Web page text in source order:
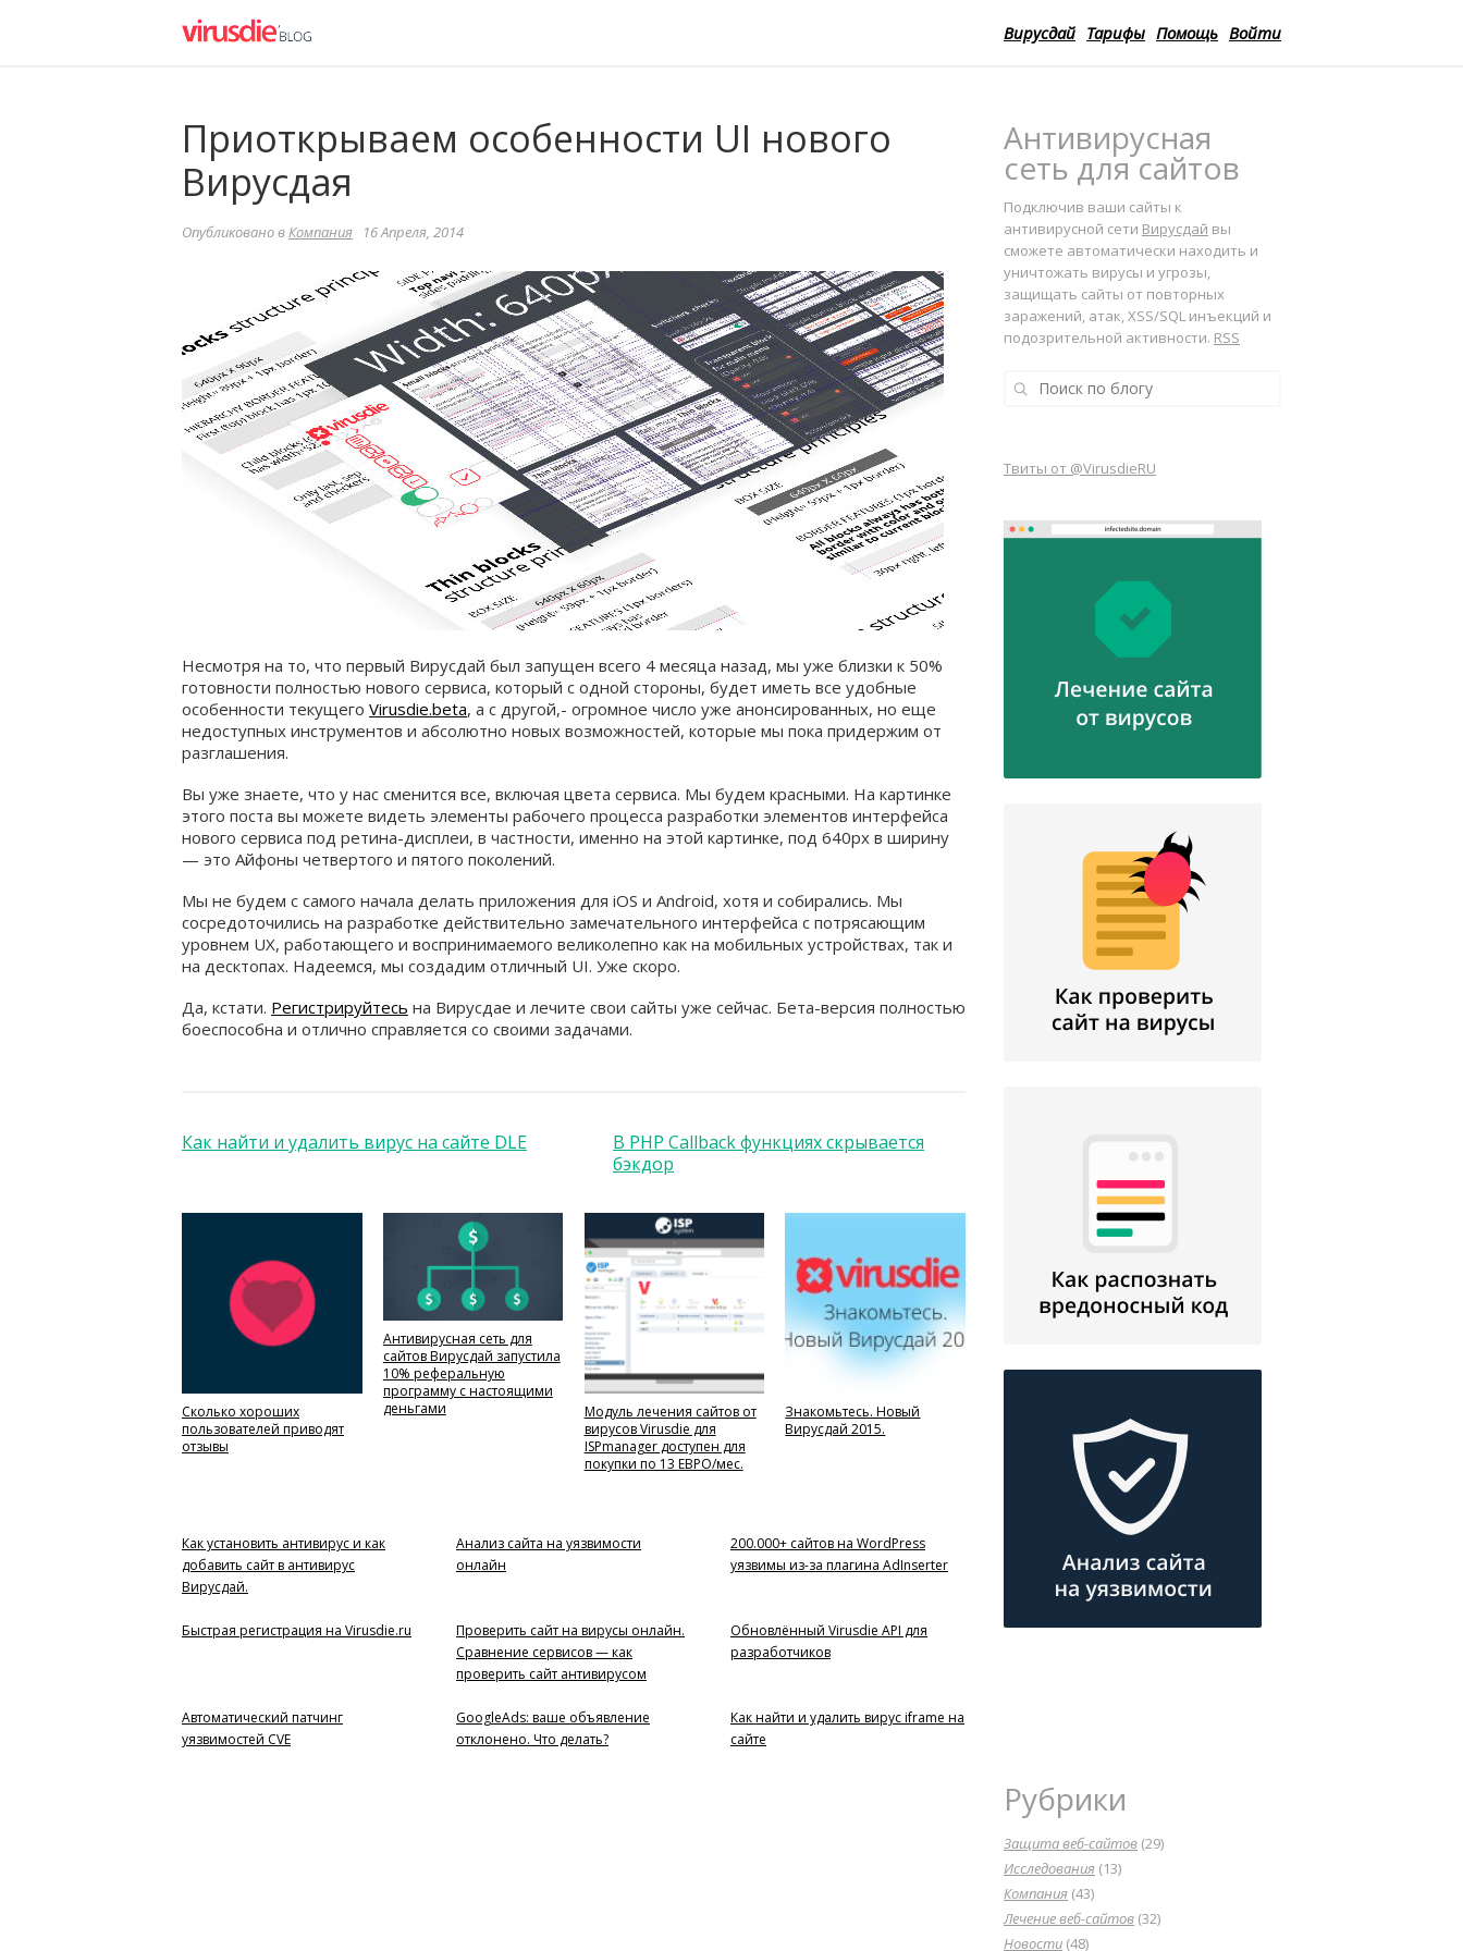
Вирусдай Тарифы Помощь Войти
Приоткрываем особенности UI нового
Вирусдая
Опубликовано вКомпания 16 Апреля, 2014
Несмотря на то, что первый Вирусдай был запущен всего 4 месяца назад, мы уже близки к 50%
готовности полностью нового сервиса, который с одной стороны, будет иметь все удобные
особенности текущего Virusdie.beta, а c другой,- огромное число уже анонсированных, но еще
недоступных инструментов и абсолютно новых возможностей, которые мы пока придержим от
разглашения.
Вы уже знаете, что у нас сменится все, включая цвета сервиса. Мы будем красными. На картинке
этого поста вы можете видеть элементы рабочего процесса разработки элементов интерфейса
нового сервиса под ретина-дисплеи, в частности, именно на этой картинке, под 640px в ширину
— это Айфоны четвертого и пятого поколений.
Мы не будем с самого начала делать приложения для iOS и Android, хотя и собирались. Мы
сосредоточились на разработке действительно замечательного интерфейса с потрясающим
уровнем UX, работающего и воспринимаемого великолепно как на мобильных устройствах, так и
на десктопах. Надеемся, мы создадим отличный UI. Уже скоро.
Да, кстати. Регистрируйтесь на Вирусдае и лечите свои сайты уже сейчас. Бета-версия полностью
боеспособна и отлично справляется со своими задачами.
Как найти и удалить вирус на сайте DLE
В PHP Callback функциях скрывается
бэкдор
Сколько хороших
пользователей приводят
отзывы
Антивирусная сеть для
сайтов Вирусдай запустила
10% реферальную
программу с настоящими
деньгами
Модуль лечения сайтов от
вирусов Virusdie для
ISPmanager доступен для
покупки по 13 ЕВРО/мес.
Знакомьтесь. Новый
Вирусдай 2015.
Как установить антивирус и как
добавить сайт в антивирус
Вирусдай.
Анализ сайта на уязвимости
онлайн
200.000+ сайтов на WordPress
уязвимы из-за плагина AdInserter
Быстрая регистрация на Virusdie.ru
Проверить сайт на вирусы онлайн.
Сравнение сервисов — как
проверить сайт антивирусом
Обновлённый Virusdie API для
разработчиков
Автоматический патчинг
уязвимостей CVE
GoogleAds: ваше объявление
отклонено. Что делать?
Как найти и удалить вирус iframe на
сайте
Антивирусная
сеть для сайтов
Подключив ваши сайты к
антивирусной сети Вирусдай вы
сможете автоматически находить и
уничтожать вирусы и угрозы,
защищать сайты от повторных
заражений, атак, XSS/SQL инъекций и
подозрительной активности. RSS
Твиты от @VirusdieRU
Рубрики
Защита веб-сайтов (29)
Исследования (13)
Компания (43)
Лечение веб-сайтов (32)
Новости (48)